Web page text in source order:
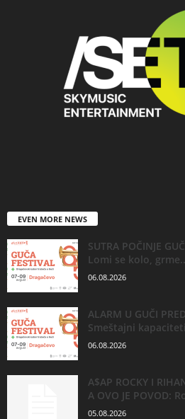
EVEN MORE NEWS
SUTRA POČINJE
Lomi se kolo,
06.08.2026
ALARM U GUČI
Smeštajni
06.08.2026
A$AP ROCKY I
A OVO JE POVOD:
05.08.2026